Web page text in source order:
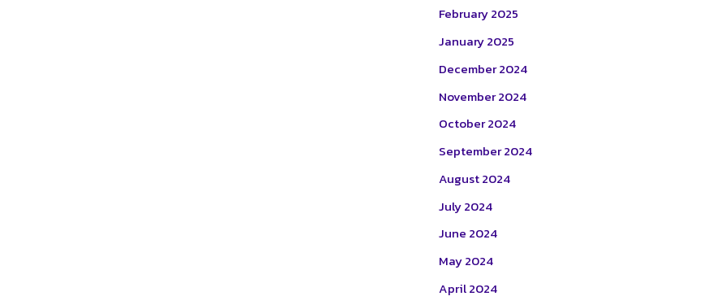
February 2025
January 2025
December 2024
November 2024
October 2024
September 2024
August 2024
July 2024
June 2024
May 2024
April 2024